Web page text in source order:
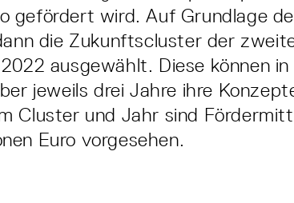
gefördert wird. Auf Grundlage
die Zukunftscluster der
ausgewählt. Diese können in
jeweils drei Jahre ihre
Cluster und Jahr sind
Euro vorgesehen.